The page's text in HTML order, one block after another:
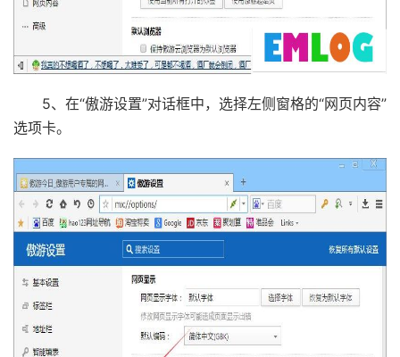
5、在“傲游设置”对话框中，选择左侧窗格的“网页内容”
选项卡。